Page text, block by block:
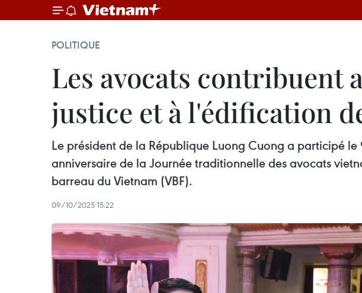
POLITIQUE
Les avocats contribuent
justice et à l'édification
Le président de la République Luong Cuong a participé
anniversaire de la Journée traditionnelle des avocats
barreau du Vietnam (VBF).
09/10/2025 15:22